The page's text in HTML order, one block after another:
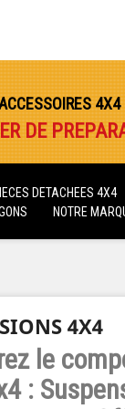
4X4
DE
DETACHEES 4X4
NOTRE
4X4
le
: